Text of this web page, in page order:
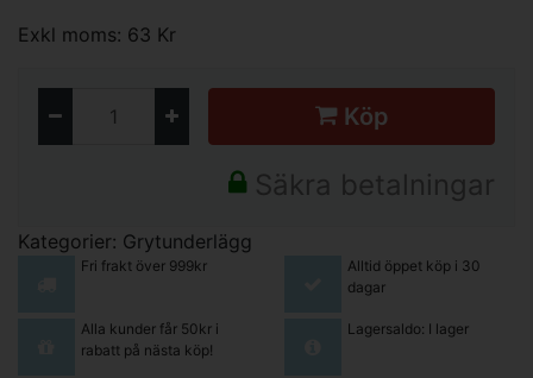
Exkl moms: 63 Kr
Köp
Säkra betalningar
Kategorier: Grytunderlägg
Fri frakt över 999kr
Alltid öppet köp i 30
dagar
Alla kunder får 50kr i
rabatt på nästa köp!
Lagersaldo: I lager